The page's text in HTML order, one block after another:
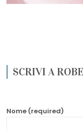
SCRIVI A
Nome (required)